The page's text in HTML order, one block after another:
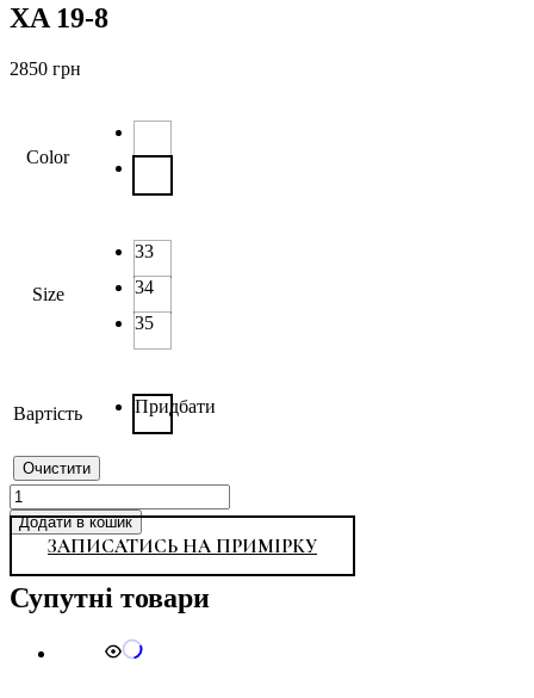
XA 19-8
2850 грн
Color
Size
33
34
35
Вартість Придбати
Очистити
XA
19-
8
кількість
Додати в кошик
ЗАПИСАТИСЬ НА ПРИМІРКУ
Супутні товари